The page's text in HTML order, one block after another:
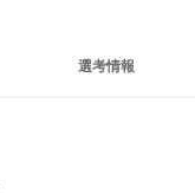
選考情報